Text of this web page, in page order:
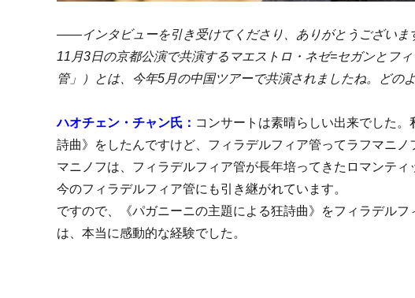
――インタビューを引き受けてくださり、ありがとうございま
11月3日の京都公演で共演するマエストロ・ネゼ=セガンとフ
管」）とは、今年5月の中国ツアーで共演されましたね。どの
ハオチェン・チャン氏： コンサートは素晴らしい出来でした
詩曲》をしたんですけど、フィラデルフィア管ってラフマニ
マニノフは、フィラデルフィア管が長年培ってきたロマンテ
今のフィラデルフィア管にも引き継がれています。
ですので、《パガニーニの主題による狂詩曲》をフィラデル
は、本当に感動的な経験でした。